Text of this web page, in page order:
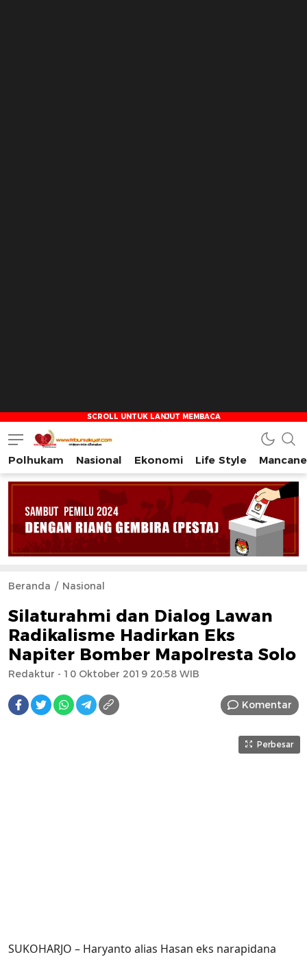
Tribun Rakyat
Tulus – Terdepan – Diharapkan
Polhukam Nasional Ekonomi Life Style
Beranda Nasional
Silaturahmi dan Dialog Lawan
Radikalisme Hadirkan Eks
Napiter Bomber Mapolresta Solo
Redaktur - 10 Oktober 2019 20:58 WIB
Komentar
Perbesar
SUKOHARJO – Haryanto alias Hasan eks narapidana